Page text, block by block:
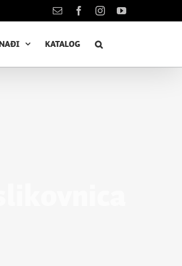
KontaktFacebookInstagramYouTube
KATALOG